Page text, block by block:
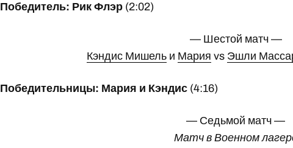
Победитель: Рик Флэр (2:02)
— Шестой матч —
Кэндис Мишель и Мария vs Эшли
Победительницы: Мария и Кэндис (4:16)
— Седьмой матч —
Матч в Военном